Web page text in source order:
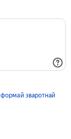
формай зваротнай